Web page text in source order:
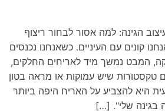
הגינה: למה אסור לבחור ריצוף
קונים עם העיניים. כשאנחנו נכנסים
המבט נמשך מיד לאריחים החלקים,
טקסטורות שיש עמוקות או מראה בטון
היא להצביע על האריח היפה ביותר
בגינה שלי". […]